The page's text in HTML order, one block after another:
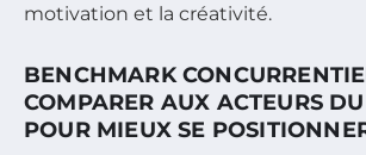
motivation et la créativité.
BENCHMARK
COMPARER AUX ACTEURS
POUR MIEUX SE